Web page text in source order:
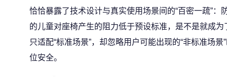
恰恰暴露了技术设计与真实使用场景间的“百密一疏”
的儿童对座椅产生的阻力低于预设标准，是不是就成
只适配“标准场景”，却忽略用户可能出现的“非标准场
位安全。